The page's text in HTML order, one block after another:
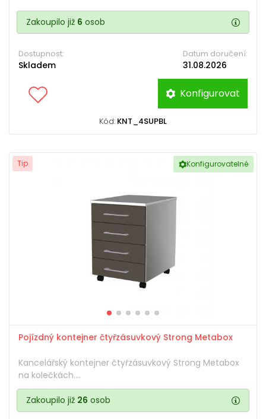
Zakoupilo již 6 osob
Dostupnost:
Skladem
Datum doručení:
31.08.2026
Konfigurovat
Kód: KNT_4SUPBL
Konfigurovatelné
Tip
Pojízdný kontejner čtyřzásuvkový Strong Metabox
Kancelářský kontejner čtyřzásuvkový Strong Metabox
na kolečkách....
Zakoupilo již 26 osob